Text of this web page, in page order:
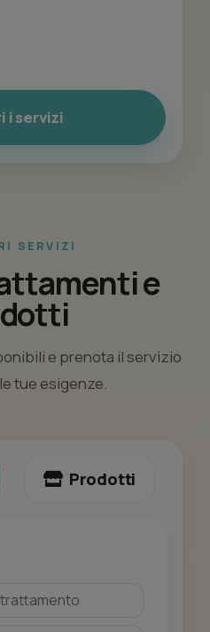
i servizi
SERVIZI
e
e prenota il servizio
tue esigenze.
Prodotti